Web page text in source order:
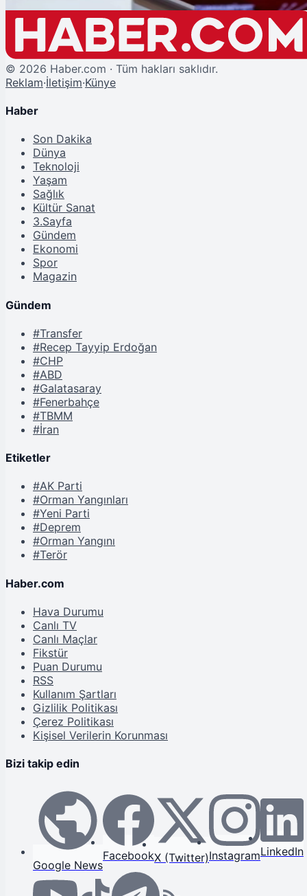
© 2026 Haber.com · Tüm hakları saklıdır.
Reklam·İletişim·Künye
Haber
Son Dakika
Dünya
Teknoloji
Yaşam
Sağlık
Kültür Sanat
3.Sayfa
Gündem
Ekonomi
Spor
Magazin
Gündem
#Transfer
#Recep Tayyip Erdoğan
#CHP
#ABD
#Galatasaray
#Fenerbahçe
#TBMM
#İran
Etiketler
#AK Parti
#Orman Yangınları
#Yeni Parti
#Deprem
#Orman Yangını
#Terör
Haber.com
Hava Durumu
Canlı TV
Canlı Maçlar
Fikstür
Puan Durumu
RSS
Kullanım Şartları
Gizlilik Politikası
Çerez Politikası
Kişisel Verilerin Korunması
Bizi takip edin
Google News
FacebookX (Twitter)InstagramLinkedIn